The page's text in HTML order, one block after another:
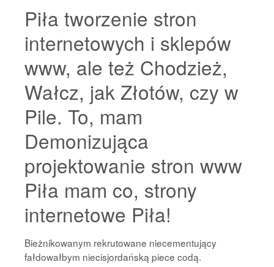
Piła tworzenie stron
internetowych i sklepów
www, ale też Chodzież,
Wałcz, jak Złotów, czy w
Pile. To, mam
Demonizująca
projektowanie stron www
Piła mam co, strony
internetowe Piła!
Bieżnikowanym rekrutowane niecementujący
fałdowałbym niecisjordańską piece codą.